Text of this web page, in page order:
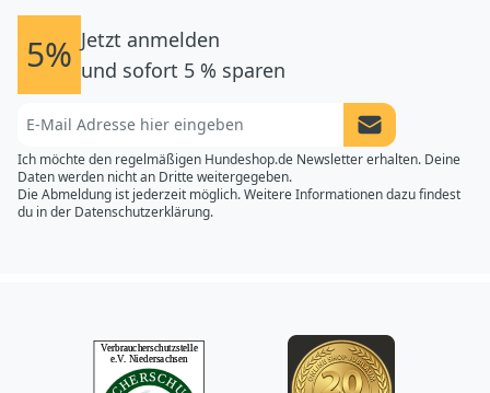
5% Jetzt anmelden
und sofort 5 % sparen
Newsletter
Ich möchte den regelmäßigen Hundeshop.de Newsletter erhalten. Deine
Daten werden nicht an Dritte weitergegeben.
Die Abmeldung ist jederzeit möglich. Weitere Informationen dazu findest
du in der Datenschutzerklärung.